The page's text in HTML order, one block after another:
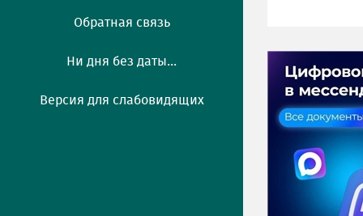
Обратная связь
Ни дня без даты...
Версия для слабовидящих